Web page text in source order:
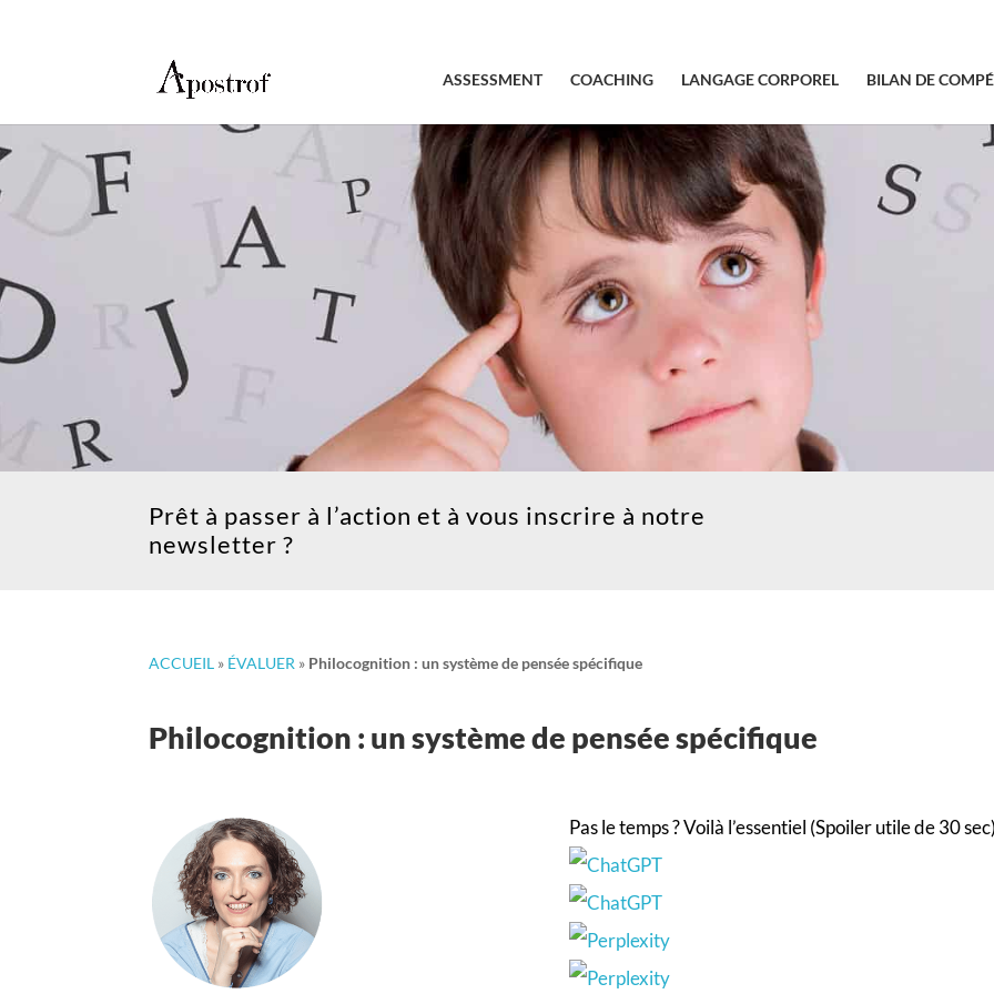
ASSESSMENT COACHING LANGAGE CORPOREL BILAN DE
Prêt à passer à l’action et à vous inscrire à notre
newsletter ?
ACCUEIL » ÉVALUER » Philocognition : un système de pensée spécifique
Philocognition : un système de pensée spécifique
Pas le temps ? Voilà l’essentiel (Spoiler utile de 30 sec)